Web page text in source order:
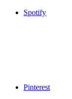
Spotify
Pinterest